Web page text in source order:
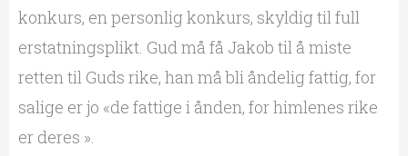
konkurs, en personlig konkurs, skyldig til full
erstatningsplikt. Gud må få Jakob til å miste
retten til Guds rike, han må bli åndelig fattig, for
salige er jo «de fattige i ånden, for himlenes rike
er deres ».